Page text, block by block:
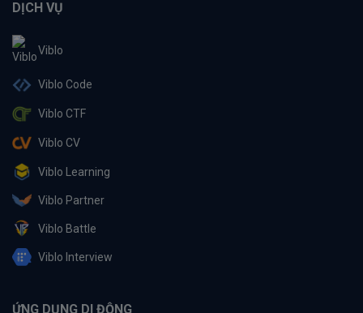
DỊCH VỤ
Viblo
Viblo Code
Viblo CTF
Viblo CV
Viblo Learning
Viblo Partner
Viblo Battle
Viblo Interview
ỨNG DỤNG DI ĐỘNG